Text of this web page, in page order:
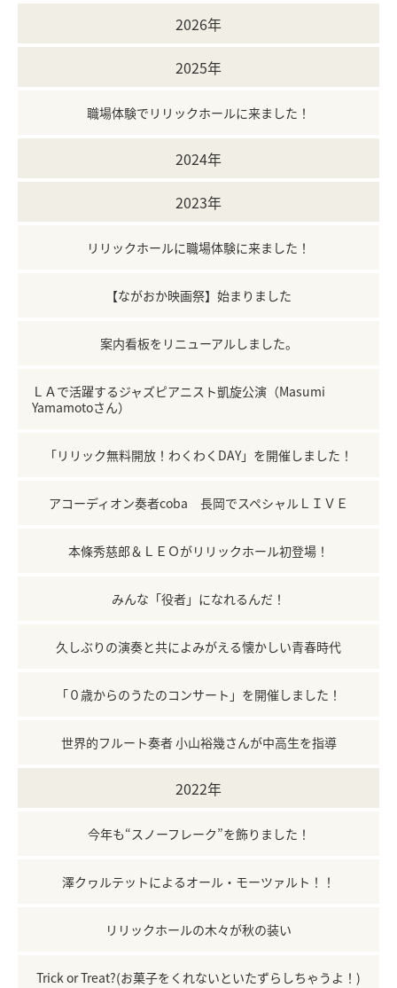
2026年
2025年
職場体験でリリックホールに来ました！
2024年
2023年
リリックホールに職場体験に来ました！
【ながおか映画祭】始まりました
案内看板をリニューアルしました。
ＬＡで活躍するジャズピアニスト凱旋公演（Masumi
Yamamotoさん）
「リリック無料開放！わくわくDAY」を開催しました！
アコーディオン奏者coba 長岡でスペシャルＬＩＶＥ
本條秀慈郎＆ＬＥＯがリリックホール初登場！
みんな「役者」になれるんだ！
久しぶりの演奏と共によみがえる懐かしい青春時代
「０歳からのうたのコンサート」を開催しました！
世界的フルート奏者 小山裕幾さんが中高生を指導
2022年
今年も“スノーフレーク”を飾りました！
澤クヮルテットによるオール・モーツァルト！！
リリックホールの木々が秋の装い
Trick or Treat?(お菓子をくれないといたずらしちゃうよ！)